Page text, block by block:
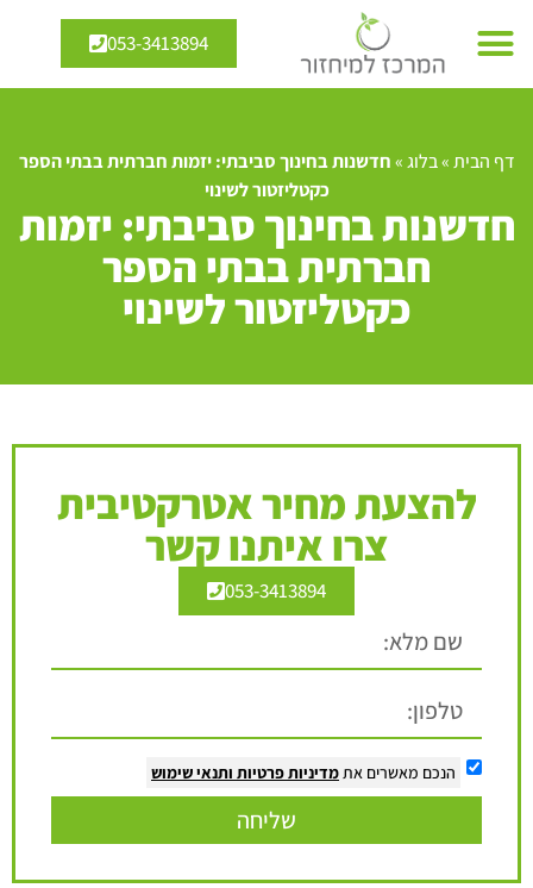
053-3413894
דף הבית»בלוג»חדשנות בחינוך סביבתי: יזמות חברתית בבתי הספר
כקטליזטור לשינוי
חדשנות בחינוך סביבתי: יזמות
חברתית בבתי הספר
כקטליזטור לשינוי
להצעת מחיר אטרקטיבית
צרו איתנו קשר
053-3413894
הנכם מאשרים את מדיניות פרטיות ותנאי שימוש
שליחה